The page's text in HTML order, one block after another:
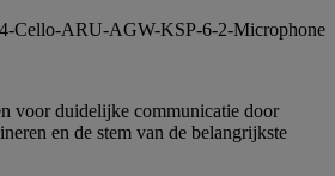
voor duidelijke communicatie door
en de stem van de belangrijkste